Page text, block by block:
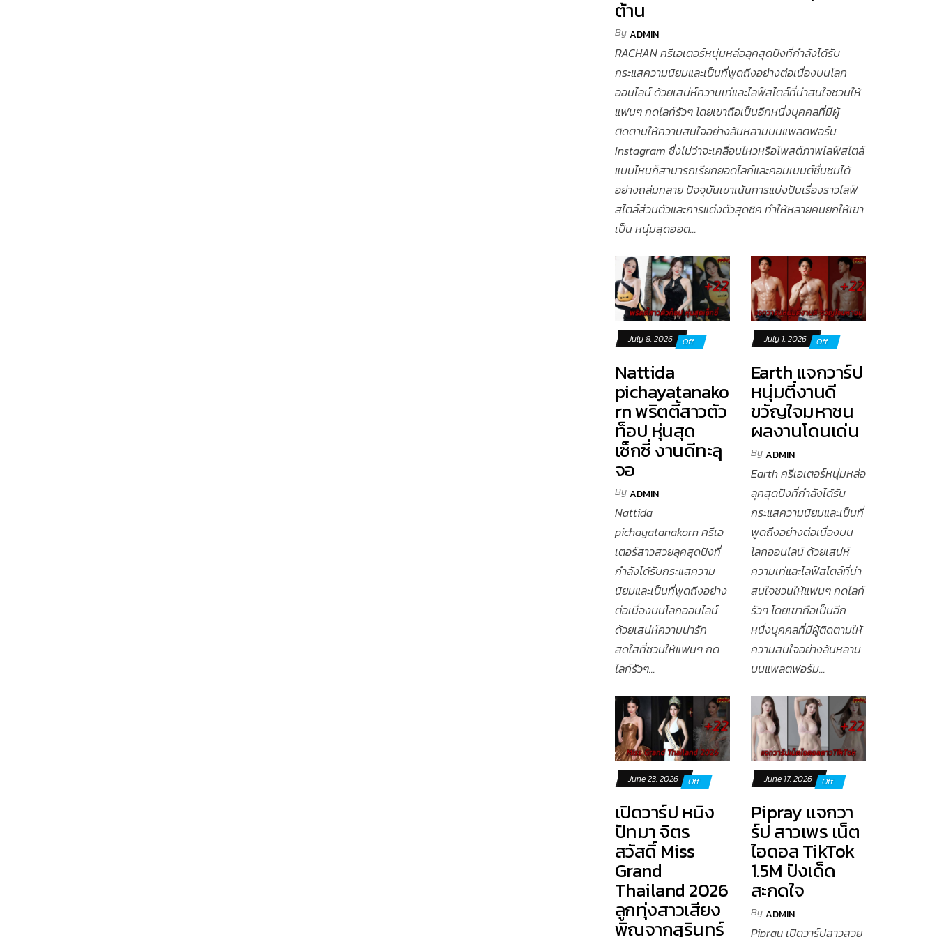
ต้าน
ByADMIN
RACHAN ครีเอเตอร์หนุ่มหล่อลุคสุดปังที่กำลังได้รับ
กระแสความนิยมและเป็นที่พูดถึงอย่างต่อเนื่องบนโลก
ออนไลน์ ด้วยเสน่ห์ความเท่และไลฟ์สไตล์ที่น่าสนใจชวนให้
แฟนๆ กดไลก์รัวๆ โดยเขาถือเป็นอีกหนึ่งบุคคลที่มีผู้
ติดตามให้ความสนใจอย่างล้นหลามบนแพลตฟอร์ม
Instagram ซึ่งไม่ว่าจะเคลื่อนไหวหรือโพสต์ภาพไลฟ์สไตล์
แบบไหนก็สามารถเรียกยอดไลก์และคอมเมนต์ชื่นชมได้
อย่างถล่มทลาย ปัจจุบันเขาเน้นการแบ่งปันเรื่องราวไลฟ์
สไตล์ส่วนตัวและการแต่งตัวสุดชิค ทำให้หลายคนยกให้เขา
เป็น หนุ่มสุดฮอต...
July 8, 2026 Off
Nattida
pichayatanako
rn พริตตี้สาวตัว
ท็อป หุ่นสุด
เซ็กซี่ งานดีทะลุ
จอ
ByADMIN
Nattida
pichayatanakorn ครีเอ
เตอร์สาวสวยลุคสุดปังที่
กำลังได้รับกระแสความ
นิยมและเป็นที่พูดถึงอย่าง
ต่อเนื่องบนโลกออนไลน์
ด้วยเสน่ห์ความน่ารัก
สดใสที่ชวนให้แฟนๆ กด
ไลก์รัวๆ...
July 1, 2026 Off
Earth แจกวาร์ป
หนุ่มตี๋งานดี
ขวัญใจมหาชน
ผลงานโดนเด่น
ByADMIN
Earth ครีเอเตอร์หนุ่มหล่อ
ลุคสุดปังที่กำลังได้รับ
กระแสความนิยมและเป็นที่
พูดถึงอย่างต่อเนื่องบน
โลกออนไลน์ ด้วยเสน่ห์
ความเท่และไลฟ์สไตล์ที่น่า
สนใจชวนให้แฟนๆ กดไลก์
รัวๆ โดยเขาถือเป็นอีก
หนึ่งบุคคลที่มีผู้ติดตามให้
ความสนใจอย่างล้นหลาม
บนแพลตฟอร์ม...
June 23, 2026 Off
เปิดวาร์ป หนิง
ปัทมา จิตร
สวัสดิ์ Miss
Grand
Thailand 2026
ลูกทุ่งสาวเสียง
พิณจากสุรินทร์
June 17, 2026 Off
Pipray แจกวา
ร์ป สาวเพร เน็ต
ไอดอล TikTok
1.5M ปังเด็ด
สะกดใจ
ByADMIN
Pipray เปิดวาร์ปสาวสวย